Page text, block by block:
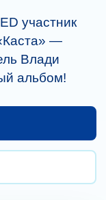
участник
—
Влади
альбом!